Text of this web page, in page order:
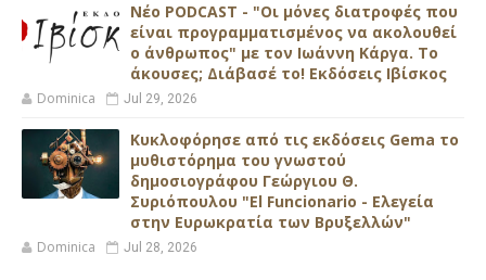
Νέο PODCAST - "Οι μόνες διατροφές που
είναι προγραμματισμένος να ακολουθεί
ο άνθρωπος" με τον Ιωάννη Κάργα. Το
άκουσες; Διάβασέ το! Εκδόσεις Ιβίσκος
Dominica Jul 29, 2026
Κυκλοφόρησε από τις εκδόσεις Gema το
μυθιστόρημα του γνωστού
δημοσιογράφου Γεώργιου Θ.
Συριόπουλου "El Funcionario - Ελεγεία
στην Ευρωκρατία των Βρυξελλών"
Dominica Jul 28, 2026